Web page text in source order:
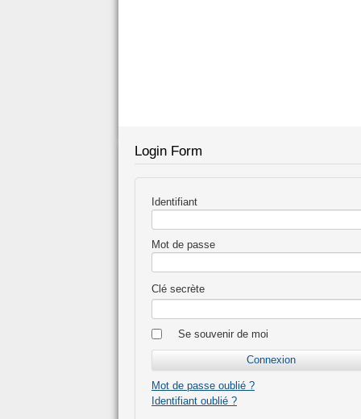
Login Form
Identifiant
Mot de passe
Clé secrète
Se souvenir de moi
Mot de passe oublié ?
Identifiant oublié ?